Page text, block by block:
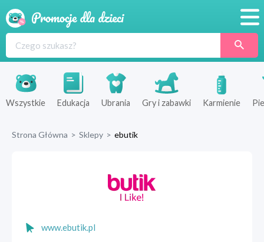
Produkty
Sklepy
Wszystkie Edukacja Ubrania Gry i zabawki Karmienie
Strona Główna > Sklepy > ebutik
www.ebutik.pl